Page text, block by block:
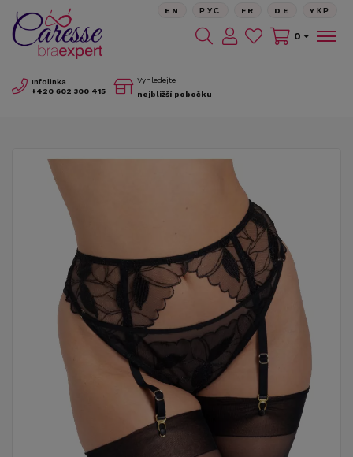
Infolinka
+420 602 300 415
Vyhledejte
nejbližší pobočku
EN РУС FR DE YКР
0